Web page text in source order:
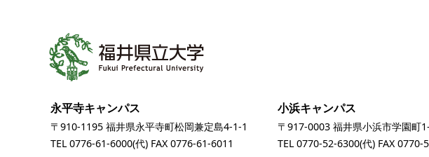
永平寺キャンパス
〒910-1195 福井県永平寺町松岡兼定島4-1-1
TEL0776-61-6000(代) FAX 0776-61-6011
小浜キャンパス
〒917-0003 福井県小浜市学園町
TEL0770-52-6300(代) FAX 0770-